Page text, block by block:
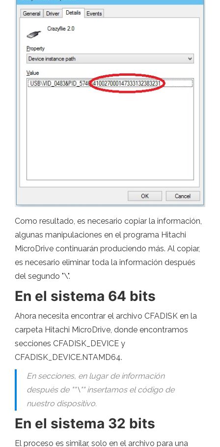
Como resultado, es necesario copiar la información,
algunas manipulaciones en el programa Hitachi
MicroDrive continuarán produciendo más. Al copiar,
es necesario eliminar toda la información después
del segundo "\".
En el sistema 64 bits
Ahora necesita encontrar el archivo CFADISK en la
carpeta Hitachi MicroDrive, donde encontramos
secciones CFADISK_DEVICE y
CFADISK_DEVICE.NTAMD64.
En secciones, en lugar de información
después de ""\"" insertamos el código de
nuestro dispositivo.
En el sistema 32 bits
El proceso es similar, solo en el archivo para una